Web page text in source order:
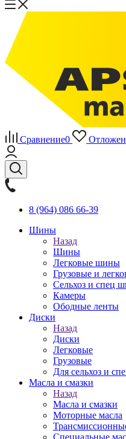
Сравнение0
8 (964) 086 66-39
Шины
Назад
Шины
Легковые шины
Грузовые и
Сельхоз и спец
Камеры
Ободные ленты
Диски
Назад
Диски
Легковые
Грузовые
Для сельхоз и
Масла и смазки
Назад
Масла и смазки
Моторные масла
Специальные